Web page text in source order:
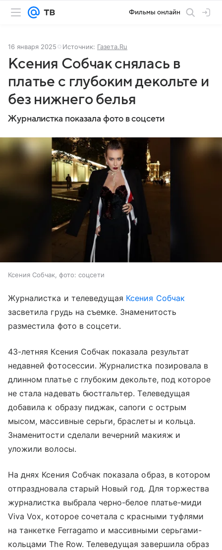
Фильмы онлайн
16 января 2025 Источник: Газета.Ru
Ксения Собчак снялась в
платье с глубоким декольте и
без нижнего белья
Журналистка показала фото в соцсети
Ксения Собчак, фото: соцсети
Журналистка и телеведущая Ксения Собчак
засветила грудь на съемке. Знаменитость
разместила фото в соцсети.
43-летняя Ксения Собчак показала результат
недавней фотосессии. Журналистка позировала в
длинном платье с глубоким декольте, под которое
не стала надевать бюстгальтер. Телеведущая
добавила к образу пиджак, сапоги с острым
мысом, массивные серьги, браслеты и кольца.
Знаменитости сделали вечерний макияж и
уложили волосы.
На днях Ксения Собчак показала образ, в котором
отпраздновала старый Новый год. Для торжества
журналистка выбрала черно-белое платье-миди
Viva Vox, которое сочетала с красными туфлями
на танкетке Ferragamo и массивными серьгами-
кольцами The Row. Телеведущая завершила образ